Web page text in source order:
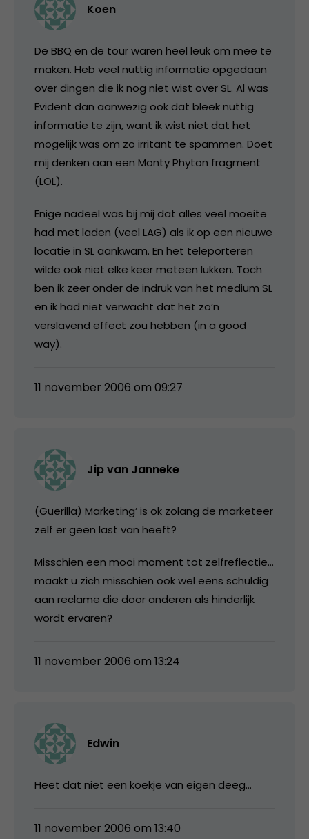
Koen
De BBQ en de tour waren heel leuk om mee te
maken. Heb veel nuttig informatie opgedaan
over dingen die ik nog niet wist over SL. Al was
Evident dan aanwezig ook dat bleek nuttig
informatie te zijn, want ik wist niet dat het
mogelijk was om zo irritant te spammen. Doet
mij denken aan een Monty Phyton fragment
(LOL).
Enige nadeel was bij mij dat alles veel moeite
had met laden (veel LAG) als ik op een nieuwe
locatie in SL aankwam. En het teleporteren
wilde ook niet elke keer meteen lukken. Toch
ben ik zeer onder de indruk van het medium SL
en ik had niet verwacht dat het zo’n
verslavend effect zou hebben (in a good
way).
11 november 2006 om 09:27
Jip van Janneke
(Guerilla) Marketing’ is ok zolang de marketeer
zelf er geen last van heeft?
Misschien een mooi moment tot zelfreflectie…
maakt u zich misschien ook wel eens schuldig
aan reclame die door anderen als hinderlijk
wordt ervaren?
11 november 2006 om 13:24
Edwin
Heet dat niet een koekje van eigen deeg…
11 november 2006 om 13:40